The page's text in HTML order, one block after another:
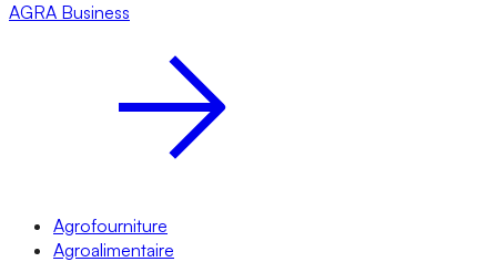
AGRA Business
Agrofourniture
Agroalimentaire